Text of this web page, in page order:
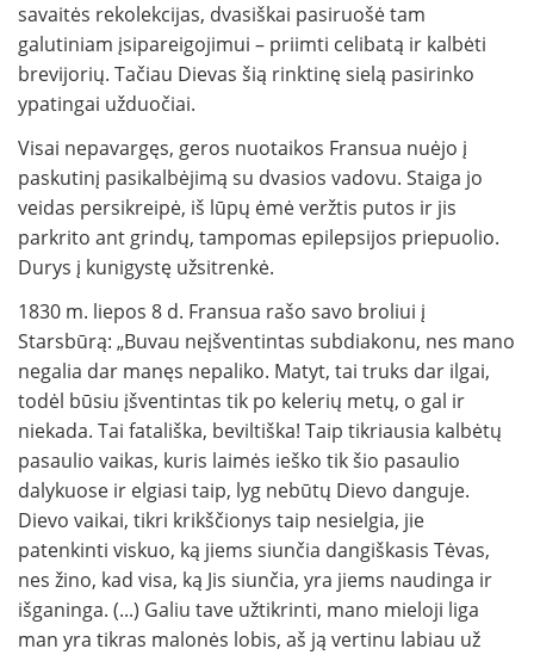
savaitės rekolekcijas, dvasiškai pasiruošė tam
galutiniam įsipareigojimui – priimti celibatą ir kalbėti
brevijorių. Tačiau Dievas šią rinktinę sielą pasirinko
ypatingai užduočiai.
Visai nepavargęs, geros nuotaikos Fransua nuėjo į
paskutinį pasikalbėjimą su dvasios vadovu. Staiga jo
veidas persikreipė, iš lūpų ėmė veržtis putos ir jis
parkrito ant grindų, tampomas epilepsijos priepuolio.
Durys į kunigystę užsitrenkė.
1830 m. liepos 8 d. Fransua rašo savo broliui į
Starsbūrą: „Buvau neįšventintas subdiakonu, nes mano
negalia dar manęs nepaliko. Matyt, tai truks dar ilgai,
todėl būsiu įšventintas tik po kelerių metų, o gal ir
niekada. Tai fatališka, beviltiška! Taip tikriausia kalbėtų
pasaulio vaikas, kuris laimės ieško tik šio pasaulio
dalykuose ir elgiasi taip, lyg nebūtų Dievo danguje.
Dievo vaikai, tikri krikščionys taip nesielgia, jie
patenkinti viskuo, ką jiems siunčia dangiškasis Tėvas,
nes žino, kad visa, ką Jis siunčia, yra jiems naudinga ir
išganinga. (...) Galiu tave užtikrinti, mano mieloji liga
man yra tikras malonės lobis, aš ją vertinu labiau už